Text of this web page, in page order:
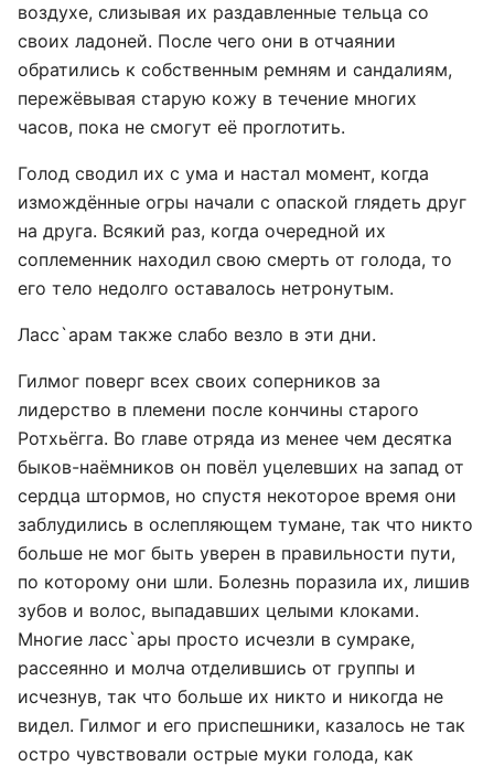
воздухе, слизывая их раздавленные тельца со
своих ладоней. После чего они в отчаянии
обратились к собственным ремням и сандалиям,
пережёвывая старую кожу в течение многих
часов, пока не смогут её проглотить.
Голод сводил их с ума и настал момент, когда
измождённые огры начали с опаской глядеть друг
на друга. Всякий раз, когда очередной их
соплеменник находил свою смерть от голода, то
его тело недолго оставалось нетронутым.
Ласс`арам также слабо везло в эти дни.
Гилмог поверг всех своих соперников за
лидерство в племени после кончины старого
Ротхьёгга. Во главе отряда из менее чем десятка
быков-наёмников он повёл уцелевших на запад от
сердца штормов, но спустя некоторое время они
заблудились в ослепляющем тумане, так что никто
больше не мог быть уверен в правильности пути,
по которому они шли. Болезнь поразила их, лишив
зубов и волос, выпадавших целыми клоками.
Многие ласс`ары просто исчезли в сумраке,
рассеянно и молча отделившись от группы и
исчезнув, так что больше их никто и никогда не
видел. Гилмог и его приспешники, казалось не так
остро чувствовали острые муки голода, как